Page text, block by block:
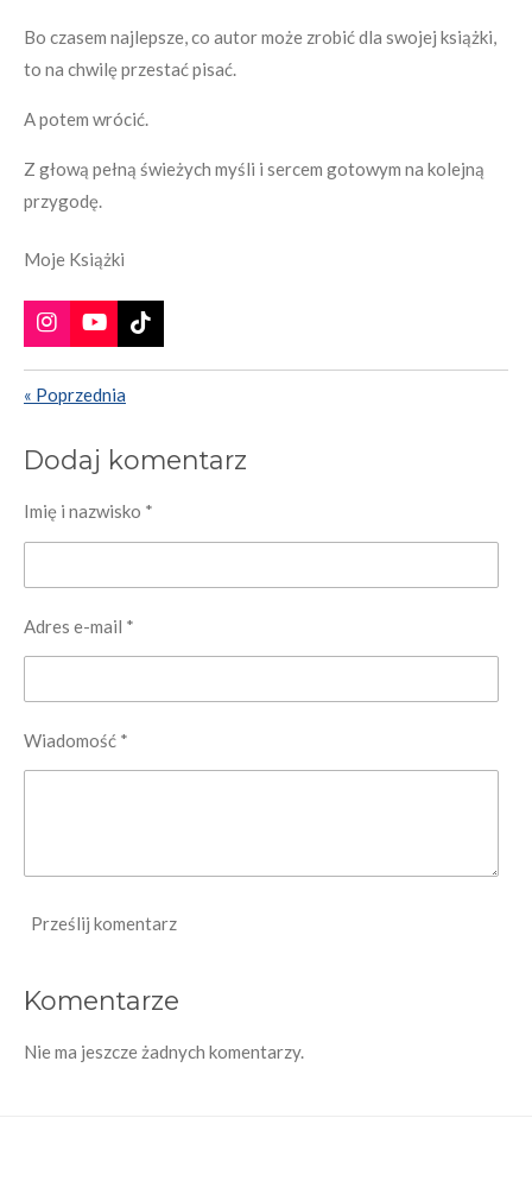
Bo czasem najlepsze, co autor może zrobić dla swojej książki,
to na chwilę przestać pisać.
A potem wrócić.
Z głową pełną świeżych myśli i sercem gotowym na kolejną
przygodę.
Moje Książki
I
n
s
t
r
m
Y
o
u
T
e
T
I
K
« Poprzednia
Dodaj komentarz
Imię i nazwisko *
Adres e-mail *
Wiadomość *
Prześlij komentarz
Komentarze
Nie ma jeszcze żadnych komentarzy.